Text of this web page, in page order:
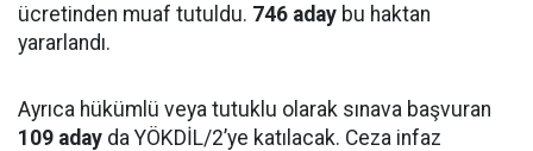
ücretinden muaf tutuldu. 746 aday bu haktan
yararlandı.
Ayrıca hükümlü veya tutuklu olarak sınava başvuran
109 aday da YÖKDİL/2’ye katılacak. Ceza infaz